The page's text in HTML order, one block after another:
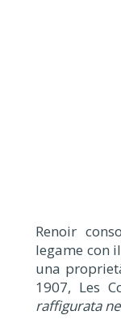
Renoir
legame con
una
1907, Les
raffigurata